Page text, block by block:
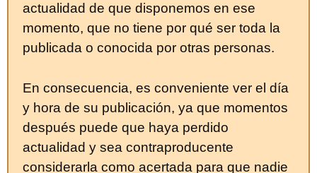
actualidad de que disponemos en ese
momento, que no tiene por qué ser toda la
publicada o conocida por otras personas.
En consecuencia, es conveniente ver el día
y hora de su publicación, ya que momentos
después puede que haya perdido
actualidad y sea contraproducente
considerarla como acertada para que nadie